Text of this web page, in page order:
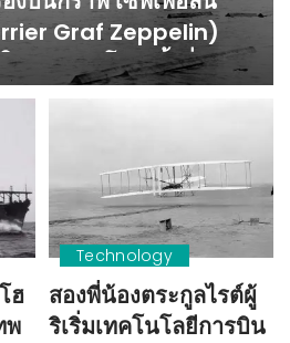
Graf Zeppelin)
นสงครามโลกครั้งที่ 2
ฮ
พ
Technology
สองพี่น้องตระกูลไรต์ผู้
ริเริ่มเทคโนโลยีการบิน